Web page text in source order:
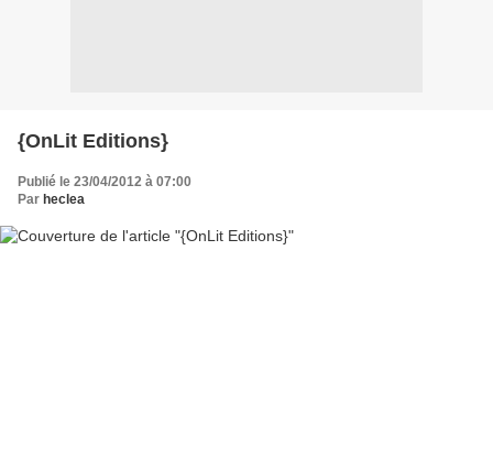
{OnLit Editions}
Publié le 23/04/2012 à 07:00
Par heclea